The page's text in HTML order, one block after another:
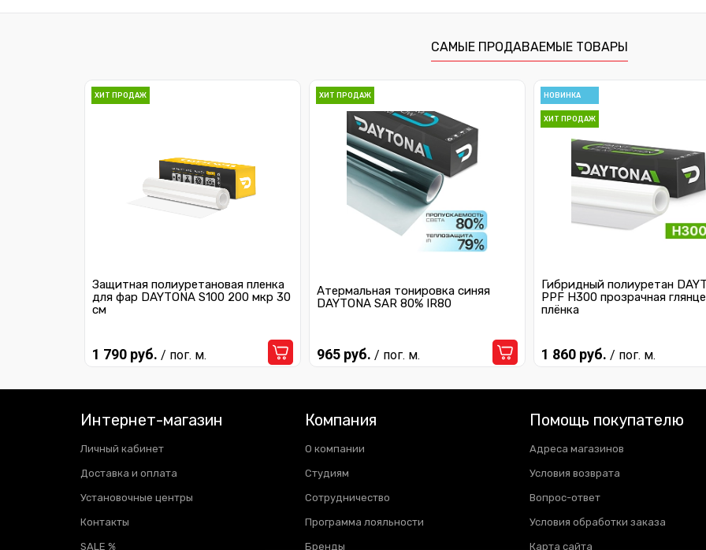
САМЫЕ ПРОДАВАЕМЫЕ ТОВАРЫ
ХИТ ПРОДАЖ
Защитная полиуретановая пленка
для фар DAYTONA S100 200 мкр 30
см
1 790 руб. / пог. м.
ХИТ ПРОДАЖ
Атермальная тонировка синяя
DAYTONA SAR 80% IR80
965 руб. / пог. м.
НОВИНКА
ХИТ ПРОДАЖ
Гибридный полиуретан
PPF H300 прозрачная
плёнка
1 860 руб. / пог. м.
Интернет-магазин
Личный кабинет
Доставка и оплата
Установочные центры
Контакты
SALE %
Компания
О компании
Студиям
Сотрудничество
Программа лояльности
Бренды
Помощь покупателю
Адреса магазинов
Условия возврата
Вопрос-ответ
Условия обработки заказа
Карта сайта